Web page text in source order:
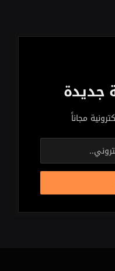
جديدة
مجاناً